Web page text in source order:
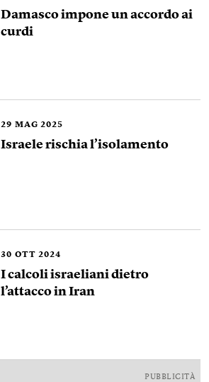
Damasco impone un accordo ai
curdi
29 MAG 2025
Israele rischia l’isolamento
30 OTT 2024
I calcoli israeliani dietro
l’attacco in Iran
PUBBLICITÀ